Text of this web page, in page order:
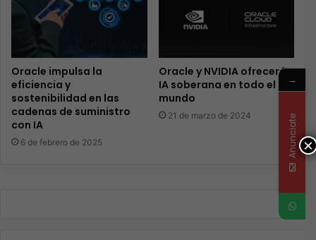
Oracle impulsa la
eficiencia y
sostenibilidad en las
cadenas de suministro
con IA
6 de febrero de 2025
Oracle y NVIDIA ofrecerán
IA soberana en todo el
mundo
21 de marzo de 2024
×
→
Anunciate